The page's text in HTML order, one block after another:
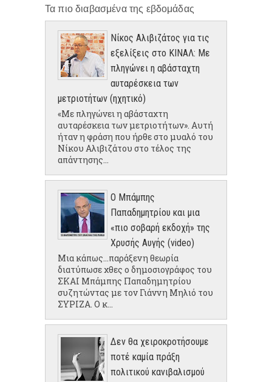
Τα πιο διαβασμένα της εβδομάδας
Νίκος Αλιβιζάτος για τις
εξελίξεις στο ΚΙΝΑΛ: Με
πληγώνει η αβάσταχτη
αυταρέσκεια των
μετριοτήτων (ηχητικό)
«Με πληγώνει η αβάσταχτη
αυταρέσκεια των μετριοτήτων». Αυτή
ήταν η φράση που ήρθε στο μυαλό του
Νίκου Αλιβιζάτου στο τέλος της
απάντησης...
Ο Μπάμπης
Παπαδημητρίου και μια
«πιο σοβαρή εκδοχή» της
Χρυσής Αυγής (video)
Μια κάπως...παράξενη θεωρία
διατύπωσε χθες ο δημοσιογράφος του
ΣΚΑΙ Μπάμπης Παπαδημητρίου
συζητώντας με τον Γιάννη Μηλιό του
ΣΥΡΙΖΑ. Ο κ...
Δεν θα χειροκροτήσουμε
ποτέ καμία πράξη
πολιτικού κανιβαλισμού